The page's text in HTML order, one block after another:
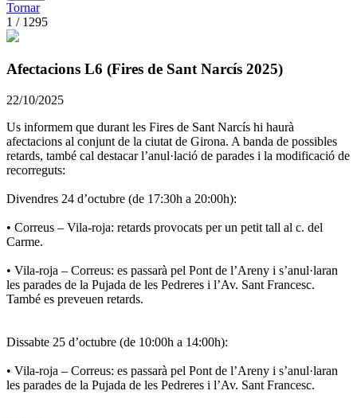
Tornar
1 / 1295
Afectacions L6 (Fires de Sant Narcís 2025)
22/10/2025
Us informem que durant les Fires de Sant Narcís hi haurà
afectacions al conjunt de la ciutat de Girona. A banda de possibles
retards, també cal destacar l’anul·lació de parades i la modificació de
recorreguts:
Divendres 24 d’octubre (de 17:30h a 20:00h):
• Correus – Vila-roja: retards provocats per un petit tall al c. del
Carme.
• Vila-roja – Correus: es passarà pel Pont de l’Areny i s’anul·laran
les parades de la Pujada de les Pedreres i l’Av. Sant Francesc.
També es preveuen retards.
Dissabte 25 d’octubre (de 10:00h a 14:00h):
• Vila-roja – Correus: es passarà pel Pont de l’Areny i s’anul·laran
les parades de la Pujada de les Pedreres i l’Av. Sant Francesc.